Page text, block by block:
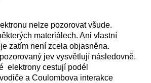
nelze pozorovat všude.
materiálech. Ani vlastní
zatím není zcela objasněna.
jev vysvětlují následovně.
elektrony cestují podél
a Coulombova interakce